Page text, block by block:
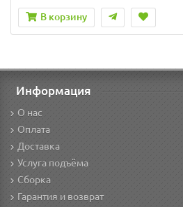
В корзину
Информация
О нас
Оплата
Доставка
Услуга подъёма
Сборка
Гарантия и возврат